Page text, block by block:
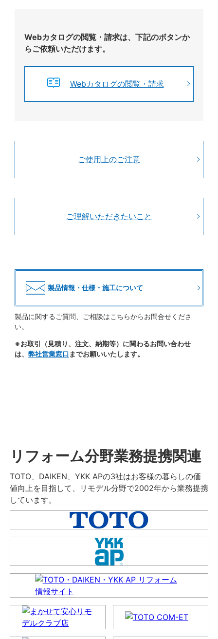
Webカタログの閲覧・請求は、下記のボタンか
らご依頼いただけます。
Webカタログの閲覧・請求
ご使用上のご注意
ご理解いただきたいこと
製品情報・仕様・施工について
製品に関するご質問、ご相談はこちらからお問合せくださ
い。
※お取引（見積り、注文、納期等）に関わるお問い合わせ
は、 弊社営業窓口 までお願いいたします。
リフォーム分野業務提携関連
TOTO、DAIKEN、YKK APの3社はお客様の暮らしの価
値向上を目指して、リモデル分野で2002年から業務提携
しています。